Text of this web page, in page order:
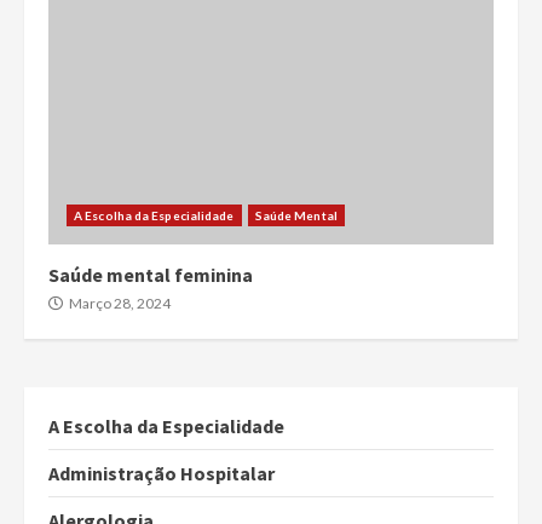
A Escolha da Especialidade Saúde Mental
Saúde mental feminina
Março 28, 2024
A Escolha da Especialidade
Administração Hospitalar